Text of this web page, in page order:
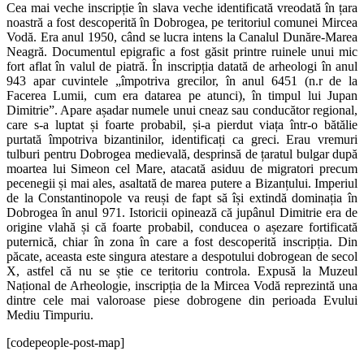
Cea mai veche inscripție în slava veche identificată vreodată în țara
noastră a fost descoperită în Dobrogea, pe teritoriul comunei Mircea
Vodă. Era anul 1950, când se lucra intens la Canalul Dunăre-Marea
Neagră. Documentul epigrafic a fost găsit printre ruinele unui mic
fort aflat în valul de piatră. În inscripția datată de arheologi în anul
943 apar cuvintele „împotriva grecilor, în anul 6451 (n.r de la
Facerea Lumii, cum era datarea pe atunci), în timpul lui Jupan
Dimitrie”. Apare așadar numele unui cneaz sau conducător regional,
care s-a luptat și foarte probabil, și-a pierdut viața într-o bătălie
purtată împotriva bizantinilor, identificați ca greci. Erau vremuri
tulburi pentru Dobrogea medievală, desprinsă de țaratul bulgar după
moartea lui Simeon cel Mare, atacată asiduu de migratori precum
pecenegii și mai ales, asaltată de marea putere a Bizanțului. Imperiul
de la Constantinopole va reuși de fapt să își extindă dominația în
Dobrogea în anul 971. Istoricii opinează că jupânul Dimitrie era de
origine vlahă și că foarte probabil, conducea o așezare fortificată
puternică, chiar în zona în care a fost descoperită inscripția. Din
păcate, aceasta este singura atestare a despotului dobrogean de secol
X, astfel că nu se știe ce teritoriu controla. Expusă la Muzeul
Național de Arheologie, inscripția de la Mircea Vodă reprezintă una
dintre cele mai valoroase piese dobrogene din perioada Evului
Mediu Timpuriu.
[codepeople-post-map]